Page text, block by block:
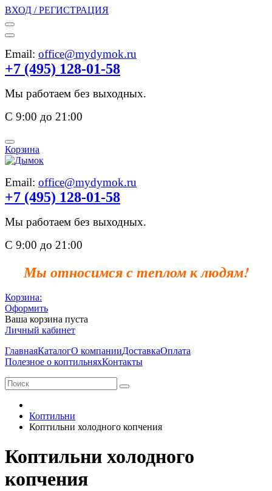
ВХОД / РЕГИСТРАЦИЯ
Email: office@mydymok.ru
+7 (495) 128-01-58
Мы работаем без выходных.
С 9:00 до 21:00
Корзина
Email: office@mydymok.ru
+7 (495) 128-01-58
Мы работаем без выходных.
С 9:00 до 21:00
Мы относимся с теплом к людям!
Корзина:
Оформить
Ваша корзина пуста
Личный кабинет
ГлавнаяКаталогО компанииДоставкаОплата
Полезное о коптильняхКонтакты
Коптильни
Коптильни холодного копчения
Коптильни холодного
копчения